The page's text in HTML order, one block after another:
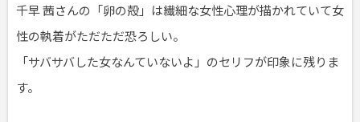
千早 茜さんの「卵の殻」は繊細な女性心理が描かれていて女
性の執着がただただ恐ろしい。
「サバサバした女なんていないよ」のセリフが印象に残りま
す。